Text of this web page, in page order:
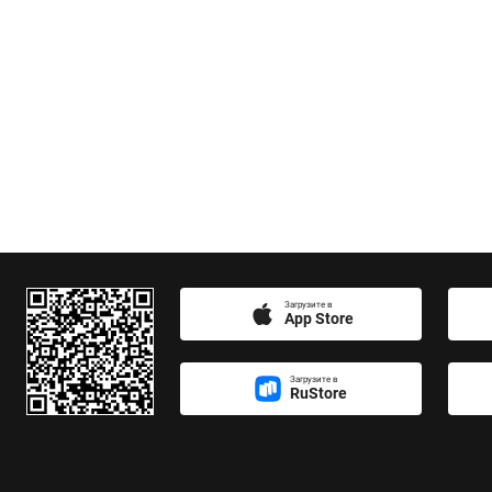
Загрузите в
App Store
Загрузите в
RuStore